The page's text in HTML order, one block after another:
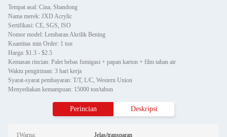
Tempat asal: Cina, Shandong
Nama merek: JXD Acrylic
Sertifikasi: CE, SGS, ISO
Nomor model: Lembaran Akrilik Bening
Kuantitas min Order: 1 ton
Harga: $1.3 - $2.5
Kemasan rincian: Palet bebas fumigasi + papan karton + film tahan air
Waktu pengiriman: 3 hari kerja
Syarat-syarat pembayaran: T/T, L/C, Western Union
Menyediakan kemampuan: 15000 ton/tahun
Perincian Deskripsi
1Warna: Jelas/transparan